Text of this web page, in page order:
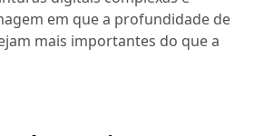
em que a profundidade de
mais importantes do que a